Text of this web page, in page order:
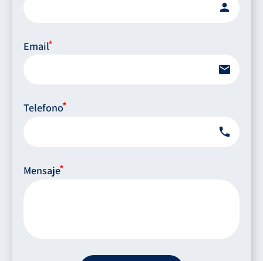
person
Email
email
Telefono
phone
Mensaje